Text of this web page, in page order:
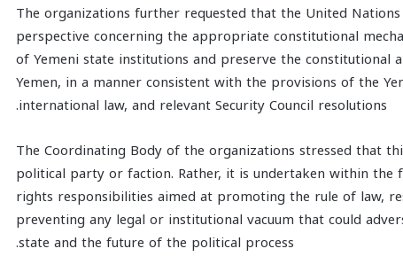
The organizations further requested that the United
perspective concerning the appropriate constitutional
of Yemeni state institutions and preserve the constitutional
Yemen, in a manner consistent with the provisions of the
international law, and relevant Security Council resolutions.
The Coordinating Body of the organizations stressed that
political party or faction. Rather, it is undertaken within
rights responsibilities aimed at promoting the rule of law,
preventing any legal or institutional vacuum that could
state and the future of the political process.